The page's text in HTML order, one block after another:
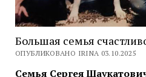
Большая семья
ОПУБЛИКОВАНО IRINA 03.10.2025
Семья Сергея